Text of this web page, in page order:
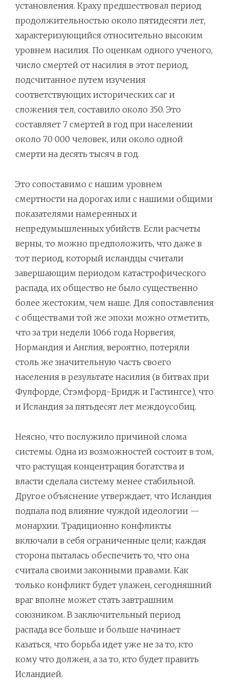
установления. Краху предшествовал период
продолжительностью около пятидесяти лет,
характеризующийся относительно высоким
уровнем насилия. По оценкам одного ученого,
число смертей от насилия в этот период,
подсчитанное путем изучения
соответствующих исторических саг и
сложения тел, составило около 350. Это
составляет 7 смертей в год при населении
около 70 000 человек, или около одной
смерти на десять тысяч в год.
Это сопоставимо с нашим уровнем
смертности на дорогах или с нашими общими
показателями намеренных и
непредумышленных убийств. Если расчеты
верны, то можно предположить, что даже в
тот период, который исландцы считали
завершающим периодом катастрофического
распада, их общество не было существенно
более жестоким, чем наше. Для сопоставления
с обществами той же эпохи можно отметить,
что за три недели 1066 года Норвегия,
Нормандия и Англия, вероятно, потеряли
столь же значительную часть своего
населения в результате насилия (в битвах при
Фулфорде, Стэмфорд-Бридж и Гастингсе), что
и Исландия за пятьдесят лет междоусобиц.
Неясно, что послужило причиной слома
системы. Одна из возможностей состоит в том,
что растущая концентрация богатства и
власти сделала систему менее стабильной.
Другое объяснение утверждает, что Исландия
подпала под влияние чуждой идеологии —
монархии. Традиционно конфликты
включали в себя ограниченные цели; каждая
сторона пыталась обеспечить то, что она
считала своими законными правами. Как
только конфликт будет улажен, сегодняшний
враг вполне может стать завтрашним
союзником. В заключительный период
распада все больше и больше начинает
казаться, что борьба идет уже не за то, кто
кому что должен, а за то, кто будет править
Исландией.